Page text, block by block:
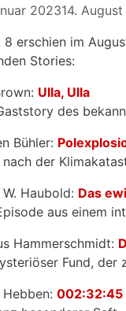
202314.
8 erschien im
Stories:
Ulla, Ulla
des
Bühler:
nach der
Haubold: Das
aus einem
Hammerschmidt:
Fund, der
Hebben: 002:32:45